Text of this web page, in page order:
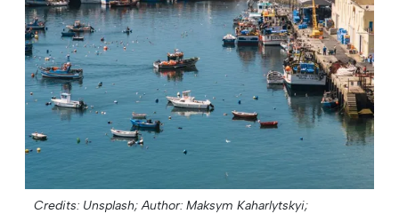
Credits: Unsplash; Author: Maksym Kaharlytskyi;